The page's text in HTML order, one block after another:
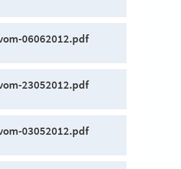
06062012.pdf
23052012.pdf
03052012.pdf